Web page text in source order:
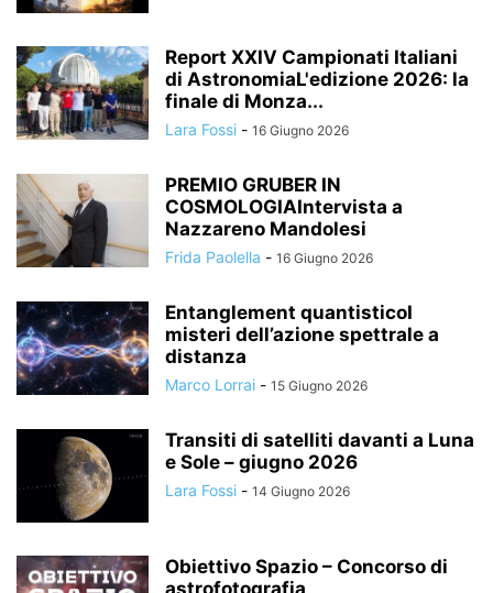
Report XXIV Campionati Italiani
di AstronomiaL'edizione 2026: la
finale di Monza...
Lara Fossi - 16 Giugno 2026
PREMIO GRUBER IN
COSMOLOGIAIntervista a
Nazzareno Mandolesi
Frida Paolella - 16 Giugno 2026
Entanglement quantisticoI
misteri dell’azione spettrale a
distanza
Marco Lorrai - 15 Giugno 2026
Transiti di satelliti davanti a Luna
e Sole – giugno 2026
Lara Fossi - 14 Giugno 2026
Obiettivo Spazio – Concorso di
astrofotografia